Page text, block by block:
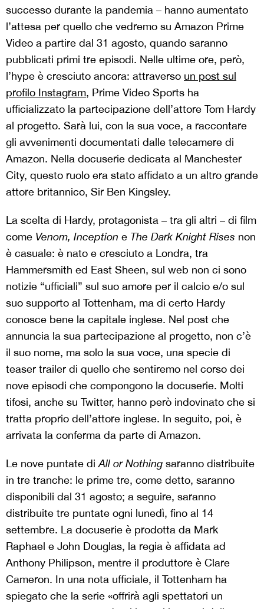
successo durante la pandemia – hanno aumentato
l’attesa per quello che vedremo su Amazon Prime
Video a partire dal 31 agosto, quando saranno
pubblicati primi tre episodi. Nelle ultime ore, però,
l’hype è cresciuto ancora: attraverso un post sul
profilo Instagram, Prime Video Sports ha
ufficializzato la partecipazione dell’attore Tom Hardy
al progetto. Sarà lui, con la sua voce, a raccontare
gli avvenimenti documentati dalle telecamere di
Amazon. Nella docuserie dedicata al Manchester
City, questo ruolo era stato affidato a un altro grande
attore britannico, Sir Ben Kingsley.
La scelta di Hardy, protagonista – tra gli altri – di film
come Venom, Inception e The Dark Knight Rises non
è casuale: è nato e cresciuto a Londra, tra
Hammersmith ed East Sheen, sul web non ci sono
notizie “ufficiali” sul suo amore per il calcio e/o sul
suo supporto al Tottenham, ma di certo Hardy
conosce bene la capitale inglese. Nel post che
annuncia la sua partecipazione al progetto, non c’è
il suo nome, ma solo la sua voce, una specie di
teaser trailer di quello che sentiremo nel corso dei
nove episodi che compongono la docuserie. Molti
tifosi, anche su Twitter, hanno però indovinato che si
tratta proprio dell’attore inglese. In seguito, poi, è
arrivata la conferma da parte di Amazon.
Le nove puntate diAll or Nothing saranno distribuite
in tre tranche: le prime tre, come detto, saranno
disponibili dal 31 agosto; a seguire, saranno
distribuite tre puntate ogni lunedì, fino al 14
settembre. La docuserie è prodotta da Mark
Raphael e John Douglas, la regia è affidata ad
Anthony Philipson, mentre il produttore è Clare
Cameron. In una nota ufficiale, il Tottenham ha
spiegato che la serie «offrirà agli spettatori un